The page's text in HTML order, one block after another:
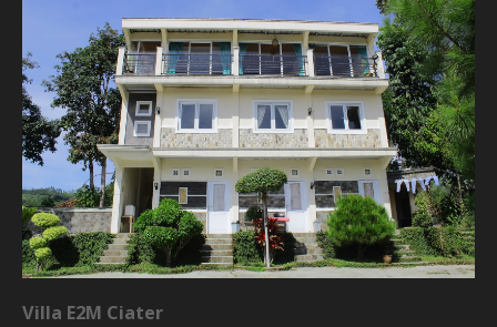
Villa E2M Ciater